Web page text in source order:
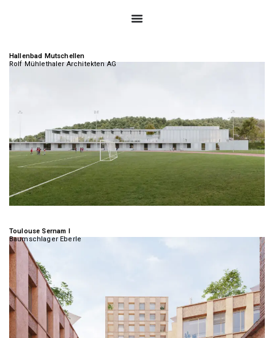
Hallenbad Mutschellen
Rolf Mühlethaler Architekten AG
Toulouse Sernam I
Baumschlager Eberle